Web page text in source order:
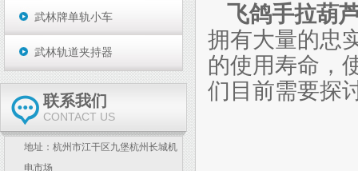
武林牌单轨小车
武林轨道夹持器
联系我们
CONTACT US
地址：杭州市江干区九堡杭州长城机
电市场
飞鸽手拉葫
拥有大量的忠
的使用寿命，
们目前需要探